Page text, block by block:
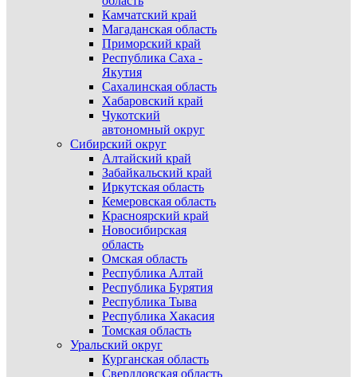
Камчатский край
Магаданская область
Приморский край
Республика Саха -
Якутия
Сахалинская область
Хабаровский край
Чукотский
автономный округ
Сибирский округ
Алтайский край
Забайкальский край
Иркутская область
Кемеровская область
Красноярский край
Новосибирская
область
Омская область
Республика Алтай
Республика Бурятия
Республика Тыва
Республика Хакасия
Томская область
Уральский округ
Курганская область
Свердловская область